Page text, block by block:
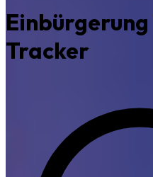
Tracker